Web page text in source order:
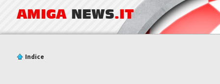
AMIGA NEWS.IT
Indice